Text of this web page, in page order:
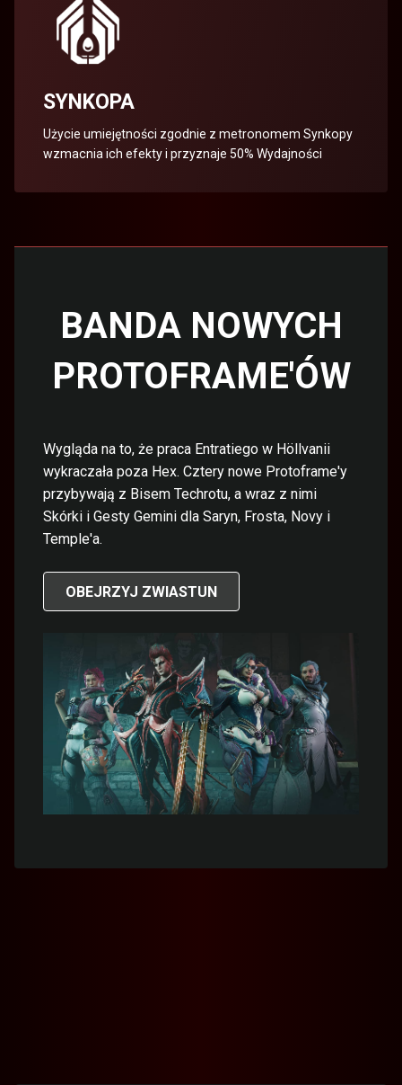
SYNKOPA
Użycie umiejętności zgodnie z metronomem Synkopy
wzmacnia ich efekty i przyznaje 50% Wydajności
BANDA NOWYCH
PROTOFRAME'ÓW
Wygląda na to, że praca Entratiego w Höllvanii
wykraczała poza Hex. Cztery nowe Protoframe'y
przybywają z Bisem Techrotu, a wraz z nimi
Skórki i Gesty Gemini dla Saryn, Frosta, Novy i
Temple'a.
OBEJRZYJ ZWIASTUN